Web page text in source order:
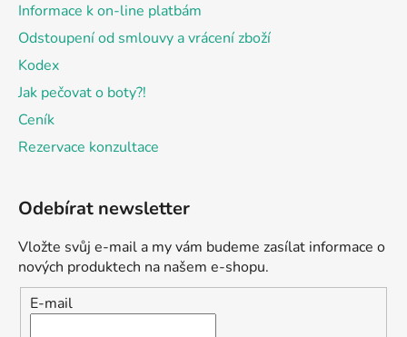
Informace k on-line platbám
Odstoupení od smlouvy a vrácení zboží
Kodex
Jak pečovat o boty?!
Ceník
Rezervace konzultace
Odebírat newsletter
Vložte svůj e-mail a my vám budeme zasílat informace o
nových produktech na našem e-shopu.
E-mail